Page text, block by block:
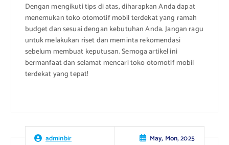
Dengan mengikuti tips di atas, diharapkan Anda dapat
menemukan toko otomotif mobil terdekat yang ramah
budget dan sesuai dengan kebutuhan Anda. Jangan ragu
untuk melakukan riset dan meminta rekomendasi
sebelum membuat keputusan. Semoga artikel ini
bermanfaat dan selamat mencari toko otomotif mobil
terdekat yang tepat!
adminbir May, Mon, 2025